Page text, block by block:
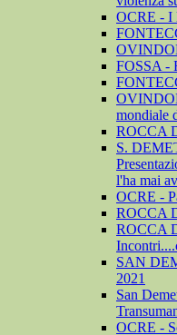
OCRE - I
FOSSA -
mondiale
ROCCA
S.
l'ha mai
OCRE -
ROCCA
ROCCA
SAN
2021
San
OCRE -